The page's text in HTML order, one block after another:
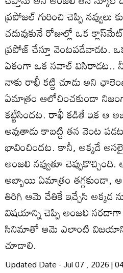
ప్రపోజల్ గురించి చెప్పి నవ్వులు
చదువుకునే రోజుల్లో ఒక
ప్రపోజ్ చేస్తూ వెంటపడేవాడట.
ఏకంగా ఒక సవాల్ విసిరాడట..
నాకు రాఖీ కట్టి చూడు అని
ఏమాత్రం ఆలోచించకుండా
కట్టేసిందట. రాఖీ కడితే ఇక ఆ
అవుతాడు కాబట్టి తన వెంట
భావించిందట. కానీ, అక్కడే
అంజలి నవ్వుతూ
అబ్బాయి ఏమాత్రం తగ్గకుండా,
తిరిగి ఆమె చేతికే ఇచ్చేసి
విషయాన్ని చెప్పి అంజలి సరదాగా
సినిమాతో ఆమె ఎలాంటి విజయాన్ని
చూడాలి.
Updated Date - Jul 07 , 2026 |